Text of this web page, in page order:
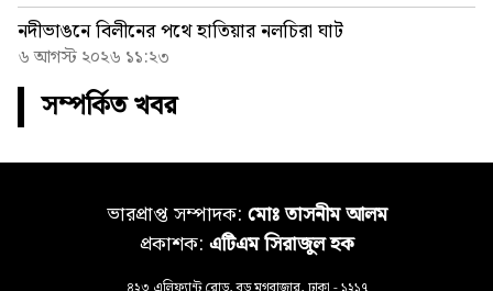
নদীভাঙনে বিলীনের পথে হাতিয়ার নলচিরা ঘাট
৬ আগস্ট ২০২৬ ১১:২৩
সম্পর্কিত খবর
ভারপ্রাপ্ত সম্পাদক: মোঃ তাসনীম আলম
প্রকাশক: এটিএম সিরাজুল হক